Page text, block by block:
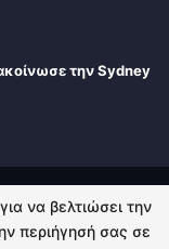
την Sydney
να βελτιώσει την
περιήγησή σας σε